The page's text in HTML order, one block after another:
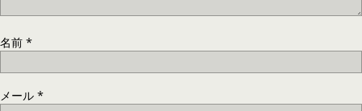
名前 *
メール *